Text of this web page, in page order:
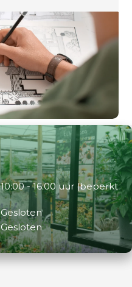
10:00 - 16:00 uur (beperkt
Gesloten
Gesloten